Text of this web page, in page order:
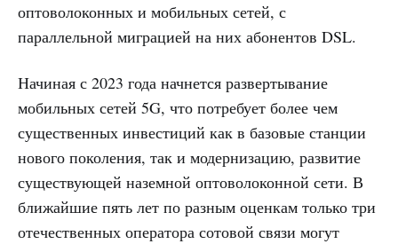
оптоволоконных и мобильных сетей, с
параллельной миграцией на них абонентов DSL.
Начиная с 2023 года начнется развертывание
мобильных сетей 5G, что потребует более чем
существенных инвестиций как в базовые станции
нового поколения, так и модернизацию, развитие
существующей наземной оптоволоконной сети. В
ближайшие пять лет по разным оценкам только три
отечественных оператора сотовой связи могут